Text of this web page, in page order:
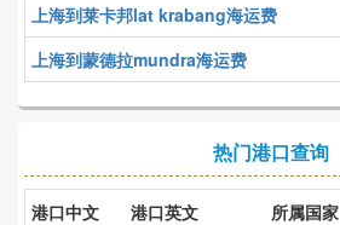
上海到莱卡邦lat krabang海运费
上海到蒙德拉mundra海运费
热门港口查询
港口中文 港口英文 所属国家